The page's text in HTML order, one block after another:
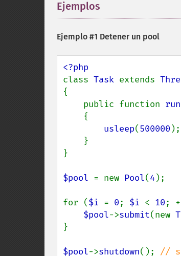
Ejemplos
Ejemplo #1 Detener un pool
class Task extends
{
    public function
run
usleep(500000 );
}
$pool = new Pool(4 );
for ($i = 0; $i < 10;
$pool->submit(new
}
$pool->shutdown(); //